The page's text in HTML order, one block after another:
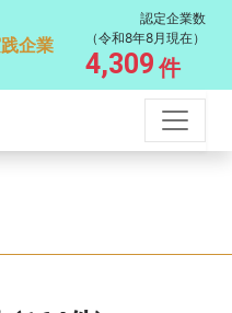
企業
認定企業数
（令和8年8月現在）
4,309 件